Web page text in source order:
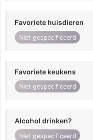
Favoriete huisdieren
Niet gespecificeerd
Favoriete keukens
Niet gespecificeerd
Alcohol drinken?
Niet gespecificeerd